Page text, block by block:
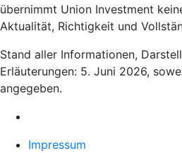
übernimmt Union Investment
Aktualität, Richtigkeit und
Stand aller Informationen,
Erläuterungen: 5. Juni 2026,
angegeben.
Impressum